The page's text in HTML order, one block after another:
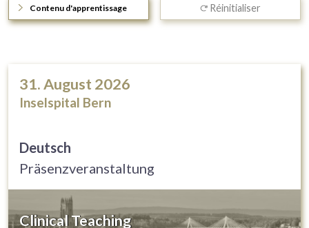
Contenu d'apprentissage Réinitialiser
31. August 2026
Inselspital Bern
Deutsch
Präsenzveranstaltung
Clinical Teaching